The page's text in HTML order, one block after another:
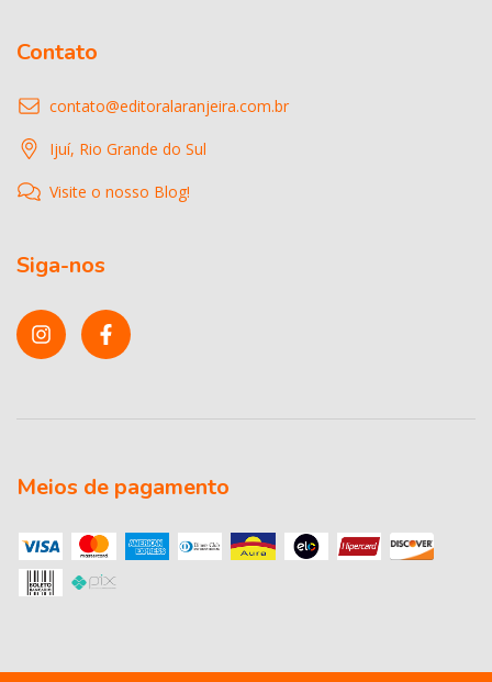
Contato
contato@editoralaranjeira.com.br
Ijuí, Rio Grande do Sul
Visite o nosso Blog!
Siga-nos
Meios de pagamento